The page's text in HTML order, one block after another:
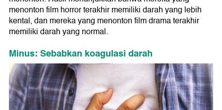
menonton film horror terakhir memiliki darah yang lebih
kental, dan mereka yang menonton film drama terakhir
memiliki darah yang normal.
Minus: Sebabkan koagulasi darah